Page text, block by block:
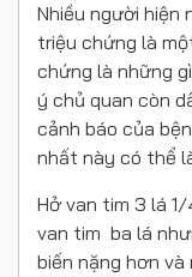
Nhiều người hiện
triệu chứng là
chứng là những
ý chủ quan còn
cảnh báo của
nhất này có thể
Hở van tim 3 lá
van tim ba lá
biến nặng hơn